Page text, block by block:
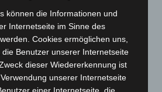
können die Informationen und
Internetseite im Sinne des
Cookies ermöglichen uns,
Benutzer unserer Internetseite
dieser Wiedererkennung ist
unserer Internetseite
einer Internetseite, die